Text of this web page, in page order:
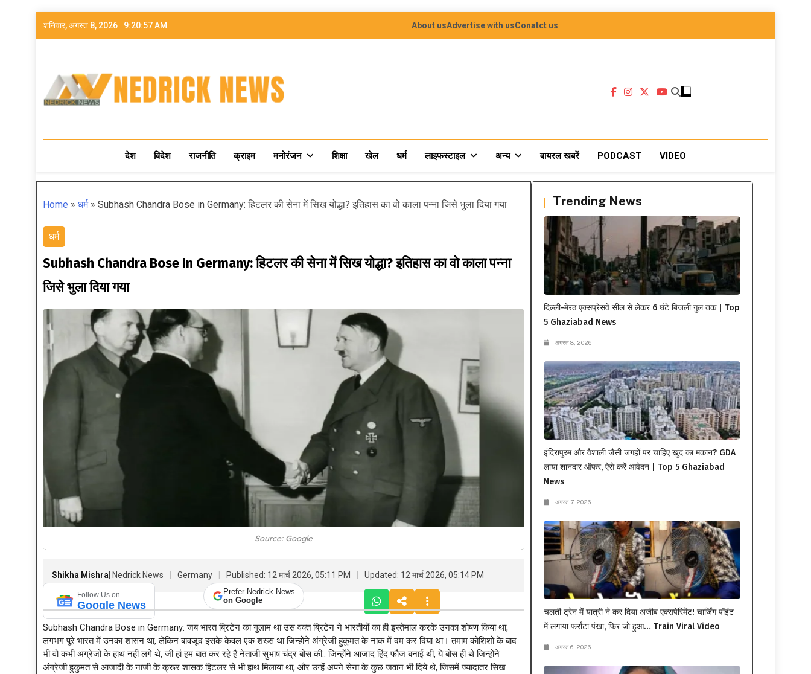
शनिवार, अगस्त 8, 2026 9:20:59 AM About usAdvertise with usConatct us
NEDRICK NEWS
देश विदेश राजनीति क्राइम मनोरंजन शिक्षा खेल धर्म लाइफस्टाइल अन्य वायरल खबरें PODCAST VIDEO
Home » धर्म» Subhash Chandra Bose in Germany: हिटलर की सेना में सिख योद्धा? इतिहास का वो काला पन्ना जिसे भुला दिया गया
धर्म
Subhash Chandra Bose In Germany: हिटलर की सेना में सिख योद्धा? इतिहास का वो काला पन्ना
जिसे भुला दिया गया
Source: Google
Shikha Mishra | Nedrick News Germany Published: 12 मार्च 2026, 05:11 PM Updated: 12 मार्च 2026, 05:14 PM
Follow Us on
Google News
Prefer Nedrick News
on Google
Subhash Chandra Bose in Germany: जब भारत ब्रिटेन का गुलाम था उस वक्त ब्रिटेन ने भारतीयों का ही इस्तेमाल करके उनका शोषण किया था,
लगभग पूरे भारत में उनका शासन था, लेकिन बावजूद इसके केवल एक शख्स था जिन्होंने अंग्रेजी हुकुमत के नाक में दम कर दिया था। तमाम कोशिशो के बाद
भी वो कभी अंग्रेजो के हाथ नहीं लगे थे, जी हां हम बात कर रहे है नेताजी सुभाष चंद्र बोस की.. जिन्होंने आजाद हिंद फौज बनाई थी, ये बोस ही थे जिन्होंने
अंग्रेजी हुकुमत से आजादी के नाजी के क्रूर शासक हिटलर से भी हाथ मिलाया था, और उन्हें अपने सेना के कुछ जवान भी दिये थे, जिसमें ज्यादातर सिख
Trending News
दिल्ली-मेरठ एक्सप्रेसवे सील से लेकर 6 घंटे बिजली गुल तक | Top
5 Ghaziabad News
अगस्त 8, 2026
इंदिरापुरम और वैशाली जैसी जगहों पर चाहिए खुद का मकान? GDA
लाया शानदार ऑफर, ऐसे करें आवेदन | Top 5 Ghaziabad
News
अगस्त 7, 2026
चलती ट्रेन में यात्री ने कर दिया अजीब एक्सपेरिमेंट! चार्जिंग पॉइंट
में लगाया फर्राटा पंखा, फिर जो हुआ… Train Viral Video
अगस्त 6, 2026